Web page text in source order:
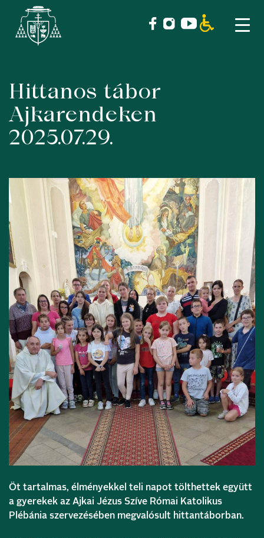
Skip
content
Hittanos tábor
Ajkarendeken
2025.07.29.
Öt tartalmas, élményekkel teli napot tölthettek együtt
a gyerekek az Ajkai Jézus Szíve Római Katolikus
Plébánia szervezésében megvalósult hittantáborban.